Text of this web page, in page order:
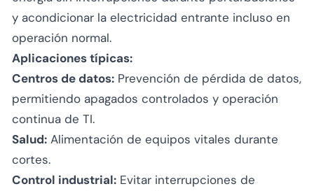
y acondicionar la electricidad entrante incluso en
operación normal.
Aplicaciones típicas:
Centros de datos: Prevención de pérdida de datos,
permitiendo apagados controlados y operación
continua de TI.
Salud: Alimentación de equipos vitales durante
cortes.
Control industrial: Evitar interrupciones de